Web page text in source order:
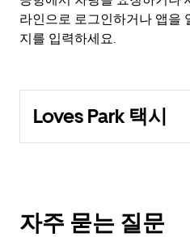
라인으로 로그인하거나 앱을
지를 입력하세요.
Loves Park 택시
자주 묻는 질문